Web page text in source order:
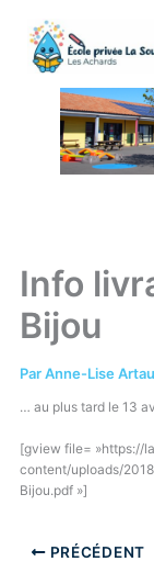
contenu
Info
Bijou
ParAnne-Lise
… au plus tard le 13
[gview file= »https://
content/uploads/
Bijou.pdf »]
PRÉCÉDENT